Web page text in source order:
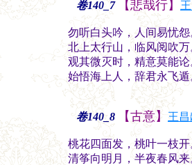
卷140_7 【悲哉行】
勿听白头吟，人间易忧
北上太行山，临风阅吹
观其微灭时，精意莫能
始悟海上人，辞君永飞遁
卷140_8 【古意】 王
桃花四面发，桃叶一枝
清筝向明月，半夜春风来